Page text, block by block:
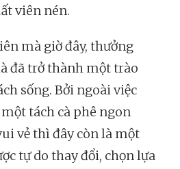
viên nén.
mà giờ đây, thưởng
đã trở thành một trào
sống. Bởi ngoài việc
tách cà phê ngon
vẻ thì đây còn là một
tự do thay đổi, chọn lựa